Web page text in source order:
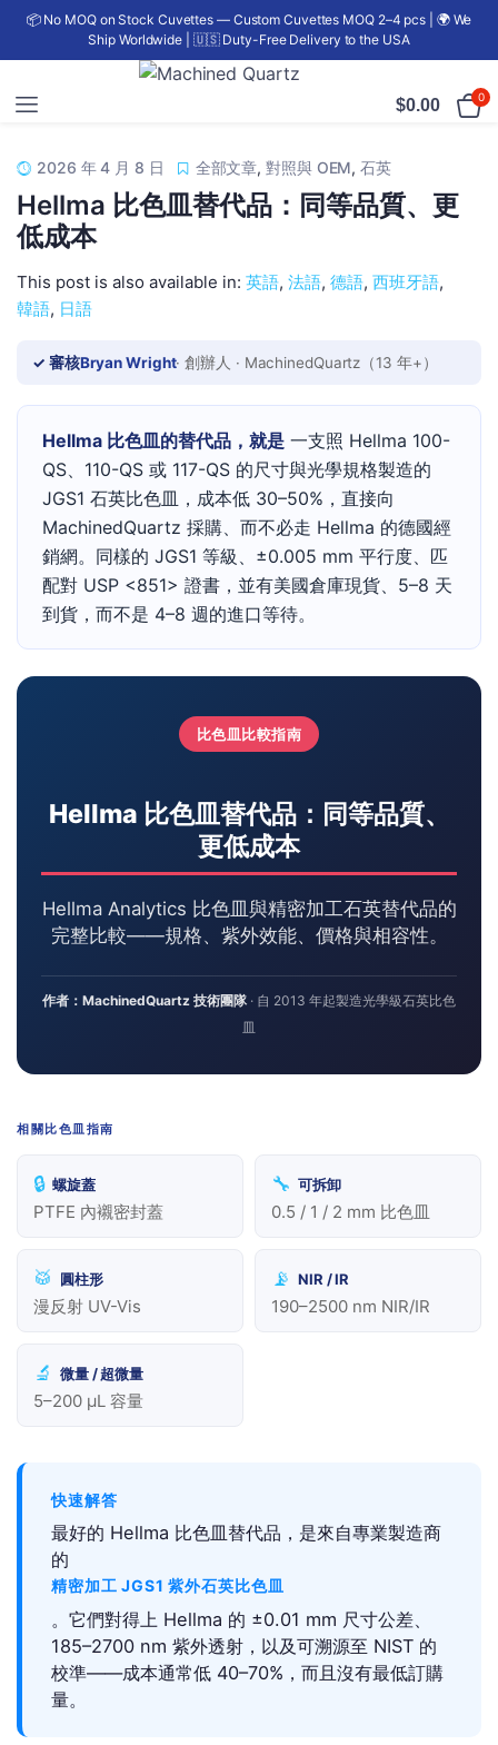
📦 No MOQ on Stock Cuvettes — Custom Cuvettes MOQ 2–4 pcs | 🌍 We
Ship Worldwide | 🇺🇸 Duty-Free Delivery to the USA
$0.00 0
2026 年 4 月 8 日 全部文章,對照與 OEM,石英
Hellma 比色皿替代品：同等品質、更
低成本
This post is also available in: 英語 法語 德語 西班牙語
韓語 日語
✓ 審核Bryan Wright· 創辦人 · MachinedQuartz（13 年+）
Hellma 比色皿的替代品，就是 一支照 Hellma 100-
QS、110-QS 或 117-QS 的尺寸與光學規格製造的
JGS1 石英比色皿，成本低 30–50%，直接向
MachinedQuartz 採購、而不必走 Hellma 的德國經
銷網。同樣的 JGS1 等級、±0.005 mm 平行度、匹
配對 USP <851> 證書，並有美國倉庫現貨、5–8 天
到貨，而不是 4–8 週的進口等待。
比色皿比較指南
Hellma 比色皿替代品：同等品質、
更低成本
Hellma Analytics 比色皿與精密加工石英替代品的
完整比較——規格、紫外效能、價格與相容性。
作者：MachinedQuartz 技術團隊 · 自 2013 年起製造光學級石英比色
皿
相關比色皿指南
🔒 螺旋蓋
PTFE 內襯密封蓋
🔧 可拆卸
0.5 / 1 / 2 mm 比色皿
🥁 圓柱形
漫反射 UV-Vis
📡 NIR / IR
190–2500 nm NIR/IR
🔬 微量 / 超微量
5–200 µL 容量
快速解答
最好的 Hellma 比色皿替代品，是來自專業製造商
的
精密加工 JGS1 紫外石英比色皿
。它們對得上 Hellma 的 ±0.01 mm 尺寸公差、
185–2700 nm 紫外透射，以及可溯源至 NIST 的
校準——成本通常低 40–70%，而且沒有最低訂購
量。